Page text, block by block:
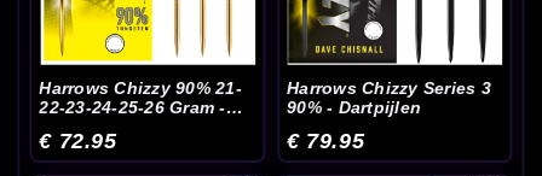
Harrows Chizzy 90% 21-
22-23-24-25-26 Gram -
€ 72.95
Harrows Chizzy Series 3
90% - Dartpijlen
€ 79.95